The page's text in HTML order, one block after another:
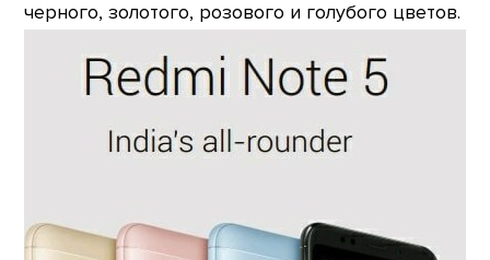
черного, золотого, розового и голубого цветов.